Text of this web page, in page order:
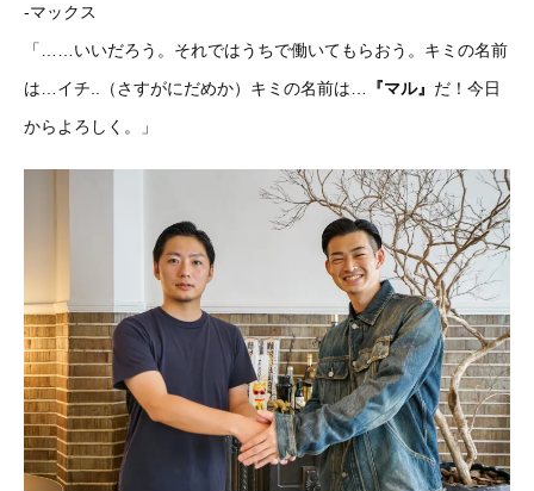
-マックス
「……いいだろう。それではうちで働いてもらおう。キミの名前
は…イチ..（さすがにだめか）キミの名前は…
『マル』 だ！今日
からよろしく。」